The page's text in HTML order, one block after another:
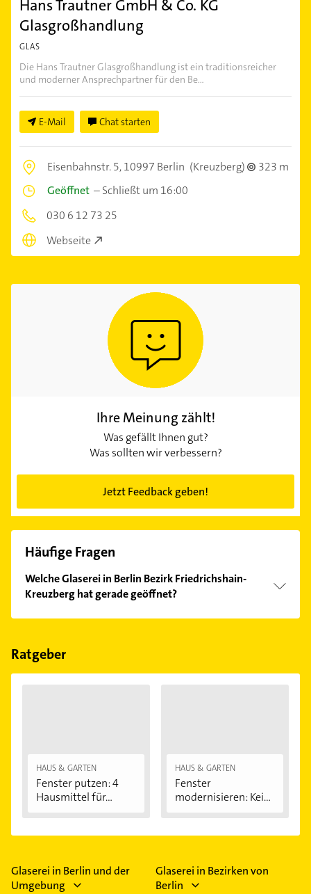
Hans Trautner GmbH & Co. KG
Glasgroßhandlung
GLAS
Die Hans Trautner Glasgroßhandlung ist ein traditionsreicher
und moderner Ansprechpartner für den Be...
E-Mail Chat starten
Eisenbahnstr. 5,10997 Berlin (Kreuzberg)
323 m
Geöffnet –Schließt um 16:00
030 6 12 73 25
Webseite
Ihre Meinung zählt!
Was gefällt Ihnen gut?
Was sollten wir verbessern?
Jetzt Feedback geben!
Häufige Fragen
Welche Glaserei in Berlin Bezirk Friedrichshain-
Kreuzberg hat gerade geöffnet?
Im Anbieter-Bereich finden Sie alleÖffnungszeiten.
Feiertagen abweichen können.
Ratgeber
HAUS & GARTEN
Fenster putzen: 4
Hausmittel für...
HAUS & GARTEN
Fenster
modernisieren: Kein
Glaserei in Berlin und der
Umgebung
Glaserei in Bezirken von
Berlin